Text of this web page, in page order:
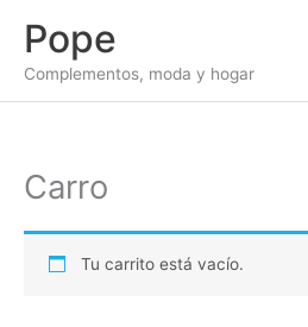
contenido
Pope
Complementos, moda y hogar
Carro
Tu carrito está vacío.